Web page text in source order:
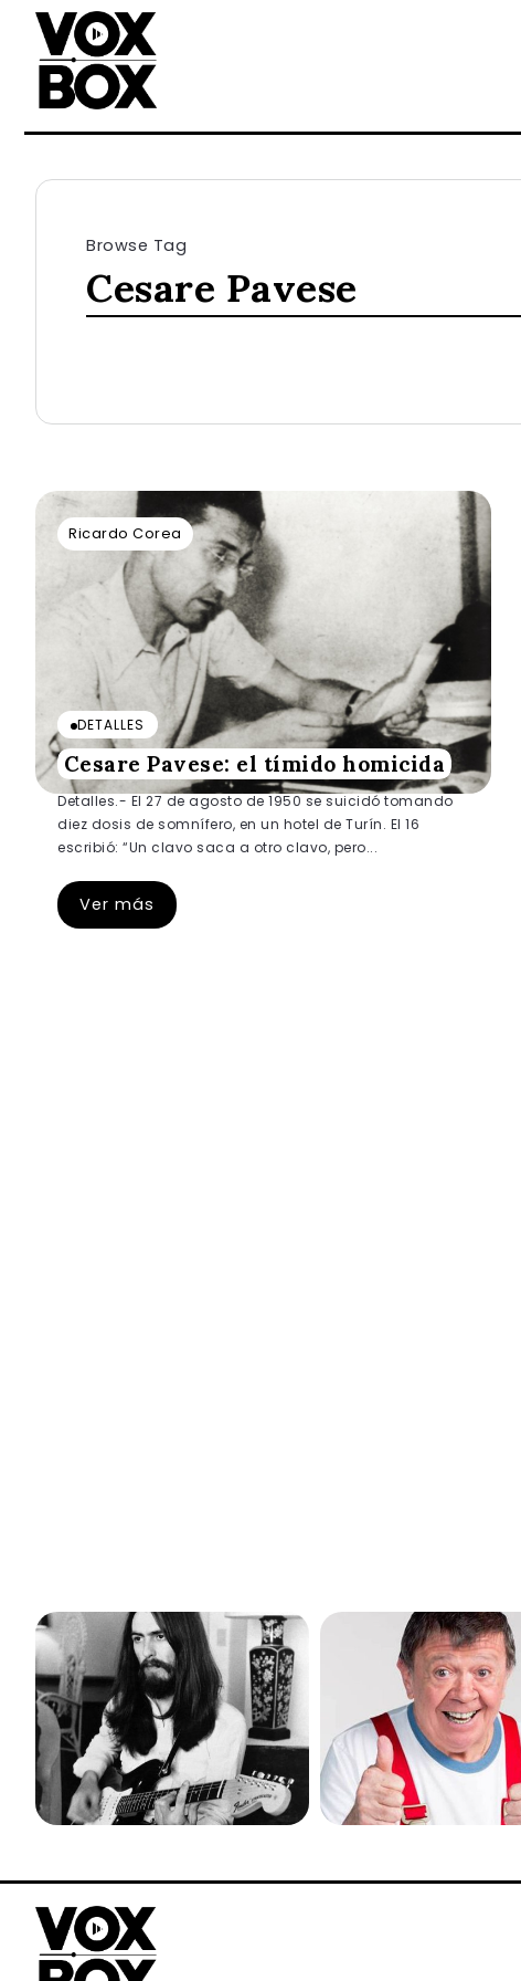
Browse Tag
Cesare Pavese
Ricardo Corea
DETALLES
Cesare Pavese: el tímido homicida
Detalles.- El 27 de agosto de 1950 se suicidó tomando
diez dosis de somnífero, en un hotel de Turín. El 16
escribió: “Un clavo saca a otro clavo, pero...
Ver más